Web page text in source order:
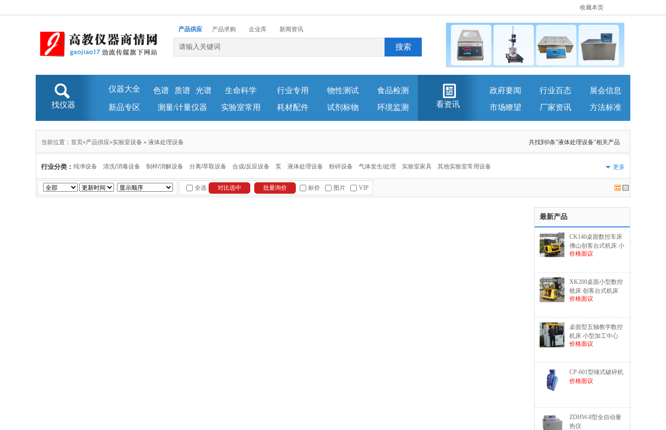
收藏本页
产品供应 产品求购 企业库 新闻资讯
找仪器
仪器大全 色谱 质谱 光谱 生命科学 行业专用 物性测试
食品检测
看资讯
政府要闻 行业百态
展会信息
新品专区
测量/计量仪器 实验室常用 耗材配件 试剂标物 环境监测 市场瞭望 厂家资讯 方法标准
当前位置： 首页»产品供应»实验室设备 » 液体处理设备 共找到0条"液体处理设备"相关产品
行业分类： 纯净设备 清洗/消毒设备 制样/消解设备 分离/萃取设备 合成/反应设备 泵 液体处理设备 粉碎设备 气体发生/处理 实验室家具 其他实验室常用设备 更多
全选 标价 图片 VIP
最新产品
CK140桌面数控车床
佛山创客台式机床 小
型数控机床
价格面议
XK200桌面小型数控
铣床 创客台式机床
小型数控机床
价格面议
桌面型五轴教学数控
机床 小型加工中心
价格面议
CP-601型锤式破碎机
价格面议
ZDHW-8型全自动量
热仪